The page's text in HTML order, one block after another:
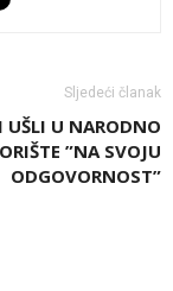
Sljedeći članak
UŠLI U NARODNO
”NA SVOJU
ODGOVORNOST”